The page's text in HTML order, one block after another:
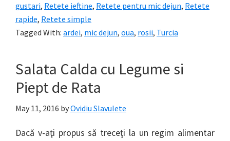
gustari, Retete ieftine, Retete pentru mic dejun, Retete
rapide, Retete simple
Tagged With: ardei, mic dejun, oua, rosii, Turcia
Salata Calda cu Legume si
Piept de Rata
May 11, 2016 byOvidiu Slavulete
Dacă v-aţi propus să treceţi la un regim alimentar